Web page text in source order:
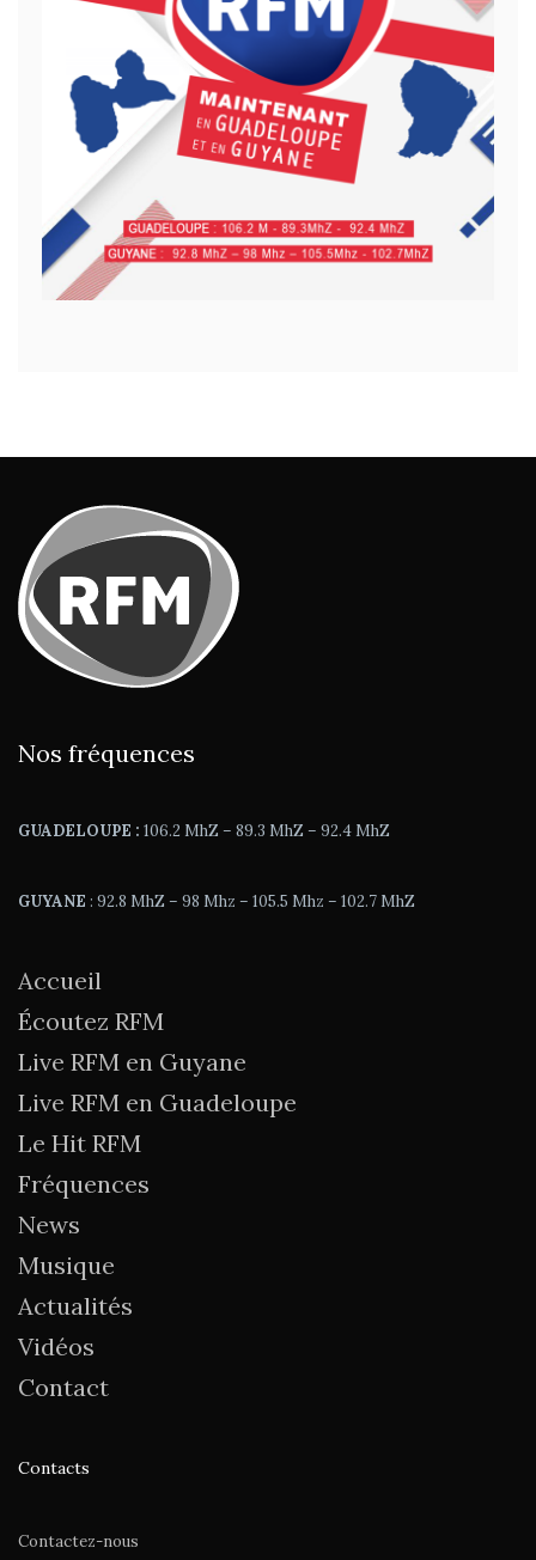
Nos fréquences
GUADELOUPE : 106.2 MhZ – 89.3 MhZ – 92.4 MhZ
GUYANE : 92.8 MhZ – 98 Mhz – 105.5 Mhz – 102.7 MhZ
Accueil
Écoutez RFM
Live RFM en Guyane
Live RFM en Guadeloupe
Le Hit RFM
Fréquences
News
Musique
Actualités
Vidéos
Contact
Contacts
Contactez-nous